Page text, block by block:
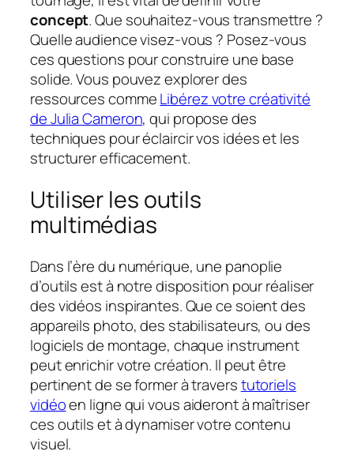
concept. Que souhaitez-vous transmettre ?
Quelle audience visez-vous ? Posez-vous
ces questions pour construire une base
solide. Vous pouvez explorer des
ressources commeLibérez votre créativité
de Julia Cameron, qui propose des
techniques pour éclaircir vos idées et les
structurer efficacement.
Utiliser les outils
multimédias
Dans l’ère du numérique, une panoplie
d’outils est à notre disposition pour réaliser
des vidéos inspirantes. Que ce soient des
appareils photo, des stabilisateurs, ou des
logiciels de montage, chaque instrument
peut enrichir votre création. Il peut être
pertinent de se former à traverstutoriels
vidéoen ligne qui vous aideront à maîtriser
ces outils et à dynamiser votre contenu
visuel.